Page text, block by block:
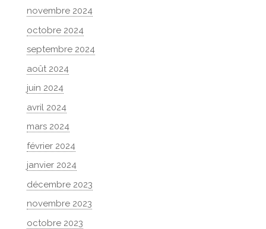
novembre 2024
octobre 2024
septembre 2024
août 2024
juin 2024
avril 2024
mars 2024
février 2024
janvier 2024
décembre 2023
novembre 2023
octobre 2023